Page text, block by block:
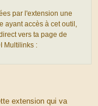
par l'extension une
ayant accès à cet outil,
vers ta page de
Multilinks :
extension qui va